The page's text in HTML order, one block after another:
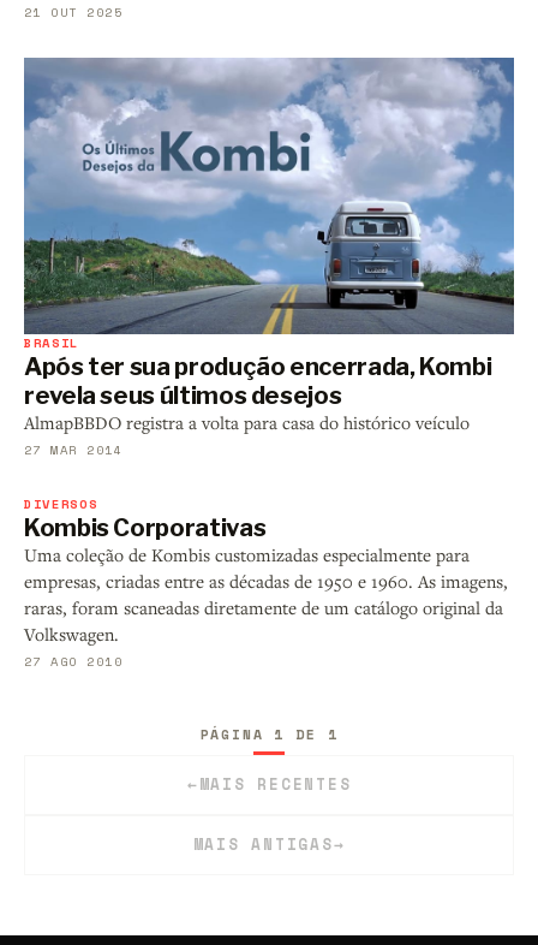
21 OUT 2025
BRASIL
Após ter sua produção encerrada, Kombi
revela seus últimos desejos
AlmapBBDO registra a volta para casa do histórico veículo
27 MAR 2014
DIVERSOS
Kombis Corporativas
Uma coleção de Kombis customizadas especialmente para
empresas, criadas entre as décadas de 1950 e 1960. As imagens,
raras, foram scaneadas diretamente de um catálogo original da
Volkswagen.
27 AGO 2010
←MAIS RECENTES
PÁGINA 1 DE 1
MAIS ANTIGAS→